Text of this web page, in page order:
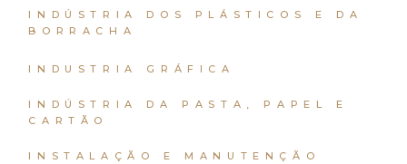
INDÚSTRIA DOS PLÁSTICOS E DA
BORRACHA
INDUSTRIA GRÁFICA
INDÚSTRIA DA PASTA, PAPEL E
CARTÃO
INSTALAÇÃO E MANUTENÇÃO